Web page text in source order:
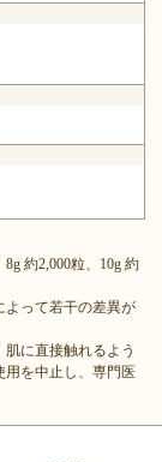
約2,000粒、10g 約
って若干の差異が
に直接触れるよう
を中止し、専門医